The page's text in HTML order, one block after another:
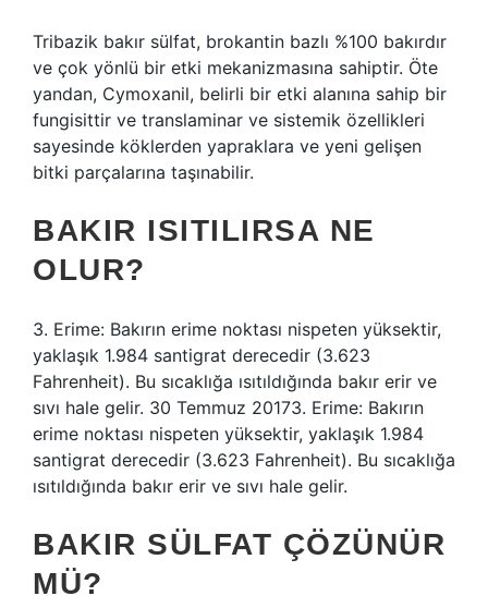
Tribazik bakır sülfat, brokantin bazlı %100 bakırdır
ve çok yönlü bir etki mekanizmasına sahiptir. Öte
yandan, Cymoxanil, belirli bir etki alanına sahip bir
fungisittir ve translaminar ve sistemik özellikleri
sayesinde köklerden yapraklara ve yeni gelişen
bitki parçalarına taşınabilir.
BAKIR ISITILIRSA NE
OLUR?
3. Erime: Bakırın erime noktası nispeten yüksektir,
yaklaşık 1.984 santigrat derecedir (3.623
Fahrenheit). Bu sıcaklığa ısıtıldığında bakır erir ve
sıvı hale gelir. 30 Temmuz 20173. Erime: Bakırın
erime noktası nispeten yüksektir, yaklaşık 1.984
santigrat derecedir (3.623 Fahrenheit). Bu sıcaklığa
ısıtıldığında bakır erir ve sıvı hale gelir.
BAKIR SÜLFAT ÇÖZÜNÜR
MÜ?